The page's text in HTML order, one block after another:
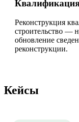
Реконструкция
строительство —
обновление
реконструкции.
Кейсы